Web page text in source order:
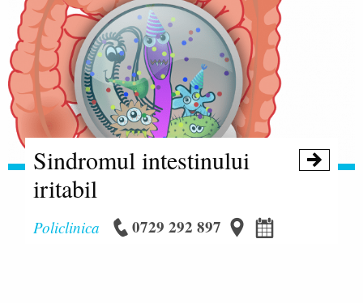

Sindromul intestinului
iritabil
Policlinica 0729 292 897